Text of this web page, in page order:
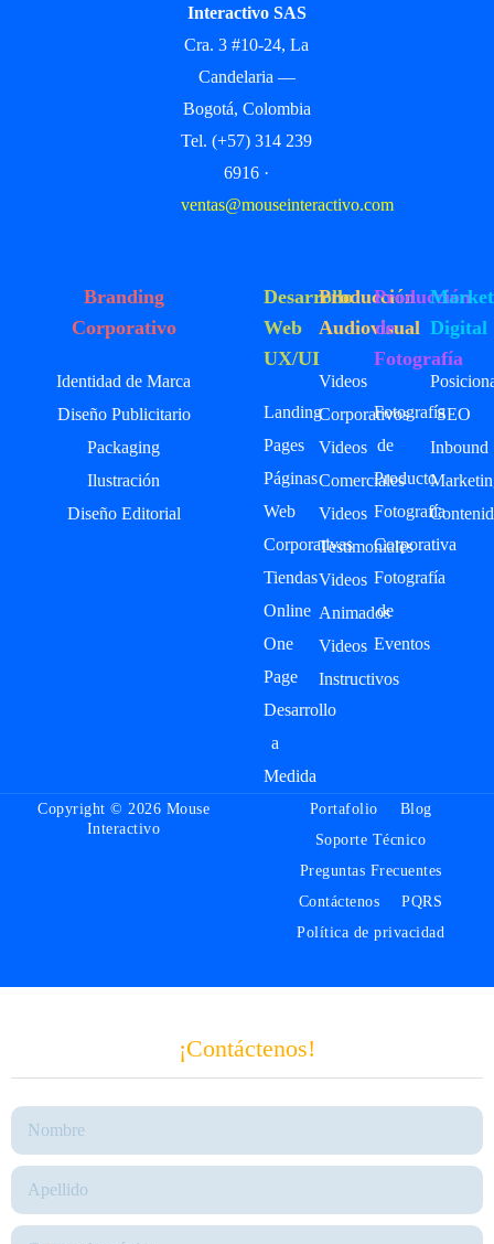
Interactivo SAS
Cra. 3 #10-24, La
Candelaria —
Bogotá, Colombia
Tel. (+57) 314 239
6916 ·
ventas@mouseinteractivo.com
Branding
Corporativo
Identidad de Marca
Diseño Publicitario
Packaging
Ilustración
Diseño Editorial
Desarrollo
Web
UX/UI
Landing
Pages
Páginas
Web
Corporativas
Tiendas
Online
One
Page
Desarrollo
a
Medida
Producción
Audiovisual
Videos
Corporativos
Videos
Comerciales
Videos
Testimoniales
Videos
Animados
Videos
Instructivos
Producción
de
Fotografía
Fotografía
de
Producto
Fotografía
Corporativa
Fotografía
de
Eventos
Digital
SEO
Inbound
Copyright © 2026 Mouse
Interactivo
Portafolio
Blog
Soporte Técnico
Preguntas Frecuentes
Contáctenos
PQRS
Política de privacidad
¡Contáctenos!